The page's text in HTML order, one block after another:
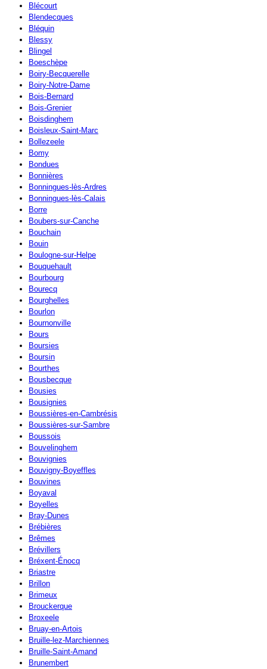
Blécourt
Blendecques
Bléquin
Blessy
Blingel
Boeschèpe
Boiry-Becquerelle
Boiry-Notre-Dame
Bois-Bernard
Bois-Grenier
Boisdinghem
Boisleux-Saint-Marc
Bollezeele
Bomy
Bondues
Bonnières
Bonningues-lès-Ardres
Bonningues-lès-Calais
Borre
Boubers-sur-Canche
Bouchain
Bouin
Boulogne-sur-Helpe
Bouquehault
Bourbourg
Bourecq
Bourghelles
Bourlon
Bournonville
Bours
Boursies
Boursin
Bourthes
Bousbecque
Bousies
Bousignies
Boussières-en-Cambrésis
Boussières-sur-Sambre
Boussois
Bouvelinghem
Bouvignies
Bouvigny-Boyeffles
Bouvines
Boyaval
Boyelles
Bray-Dunes
Brébières
Brêmes
Brévillers
Bréxent-Énocq
Briastre
Brillon
Brimeux
Brouckerque
Broxeele
Bruay-en-Artois
Bruille-lez-Marchiennes
Bruille-Saint-Amand
Brunembert